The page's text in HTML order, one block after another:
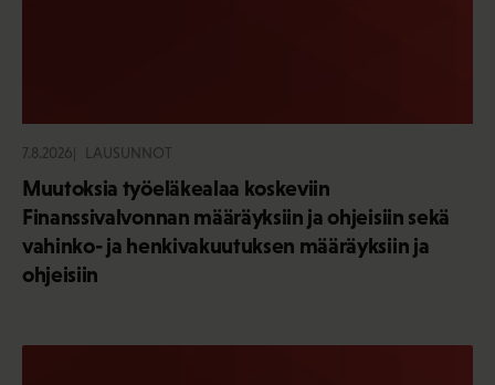
7.8.2026 LAUSUNNOT
Muutoksia työeläkealaa koskeviin
Finanssivalvonnan määräyksiin ja ohjeisiin sekä
vahinko- ja henkivakuutuksen määräyksiin ja
ohjeisiin